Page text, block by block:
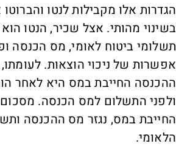
אלו מקבילות לנטו
מהותי. אצל שכיר, הנטו הוא
ביטוח לאומי, מס הכנסה
של ניכוי הוצאות.
החייבת במס היא לאחר
התשלום למס הכנסה.
במס, נגזר מס ההכנסה